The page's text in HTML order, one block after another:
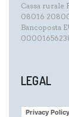
Cassa rurale
08016
Bancoposta
LEGAL
Privacy Policy